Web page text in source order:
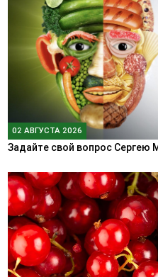
02 АВГУСТА 2026
Задайте свой вопрос Сергею